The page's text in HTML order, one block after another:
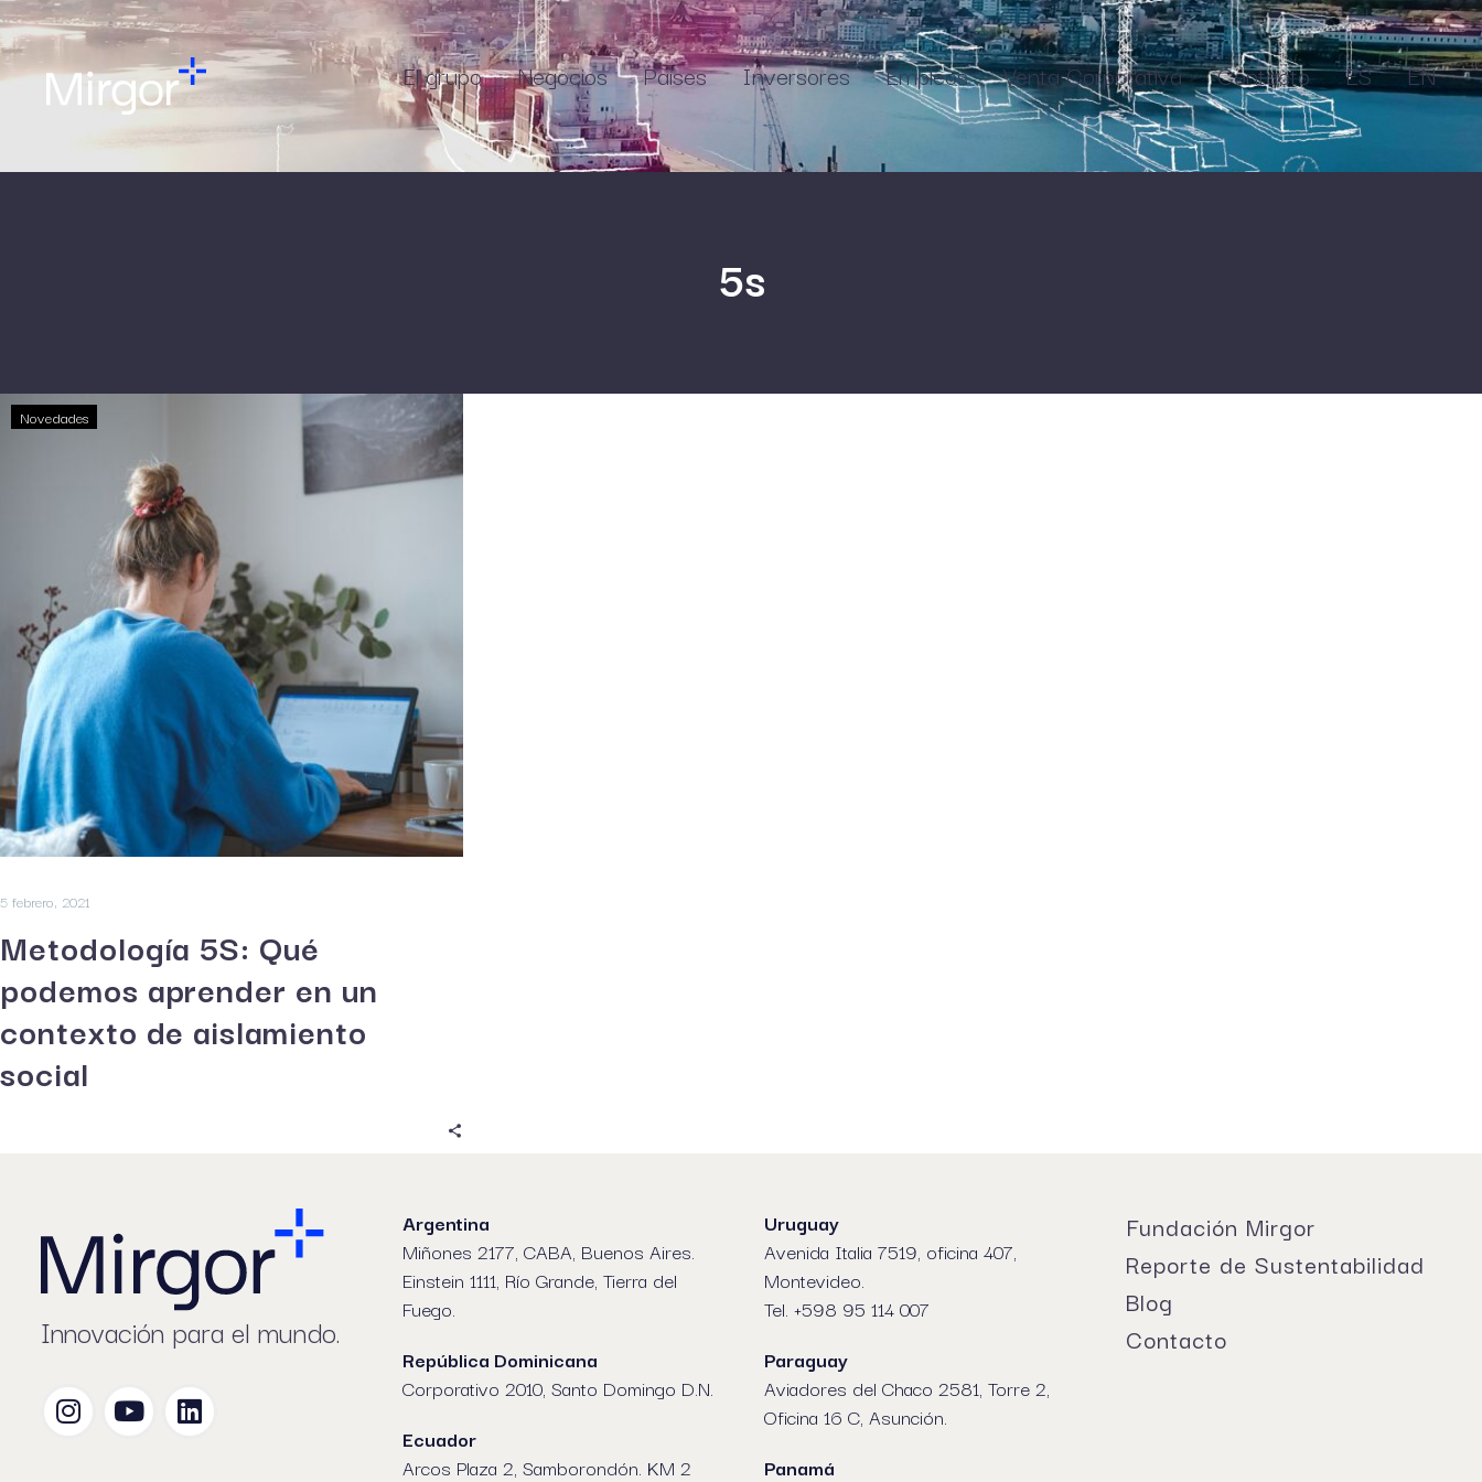
El grupo Negocios Países Inversores Empleos Venta Corporativa Contacto ES EN
5s
Novedades
5 febrero, 2021
Metodología 5S: Qué
podemos aprender en un
contexto de aislamiento
social
Innovación para el mundo.
Argentina
Miñones 2177, CABA, Buenos Aires.
Einstein 1111, Río Grande, Tierra del
Fuego.
República Dominicana
Corporativo 2010, Santo Domingo D.N.
Ecuador
Arcos Plaza 2, Samborondón. KM 2
Uruguay
Avenida Italia 7519, oficina 407,
Montevideo.
Tel. +598 95 114 007
Paraguay
Aviadores del Chaco 2581, Torre 2,
Oficina 16 C, Asunción.
Panamá
Fundación Mirgor
Reporte de Sustentabilidad
Blog
Contacto